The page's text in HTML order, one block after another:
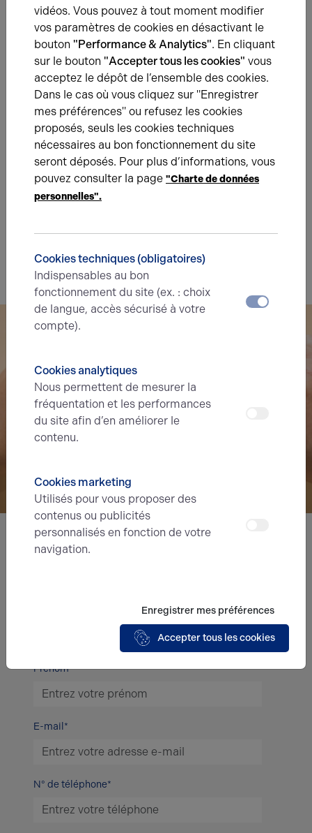
Eléments affichés non contractuels
Énergie
B C D E F G
Diagnostic de performance énergétique
Diagnostic DPE en cours
B C
Diagnostic GES en cours
Nous avons hâte de vous lire,
Prénom*
E-mail*
N° de téléphone*
vidéos. Vous pouvez à tout moment modifier
vos paramètres de cookies en désactivant le
bouton "Performance & Analytics". En cliquant
sur le bouton "Accepter tous les cookies" vous
acceptez le dépôt de l’ensemble des cookies.
Dans le cas où vous cliquez sur "Enregistrer
mes préférences" ou refusez les cookies
proposés, seuls les cookies techniques
nécessaires au bon fonctionnement du site
seront déposés. Pour plus d’informations, vous
pouvez consulter la page "Charte de données
personnelles".
Cookies techniques (obligatoires)
Indispensables au bon
fonctionnement du site (ex. : choix
de langue, accès sécurisé à votre
compte).
Cookies analytiques
Nous permettent de mesurer la
fréquentation et les performances
du site afin d’en améliorer le
contenu.
Cookies marketing
Utilisés pour vous proposer des
contenus ou publicités
personnalisés en fonction de votre
navigation.
Enregistrer mes préférences
Accepter tous les cookies